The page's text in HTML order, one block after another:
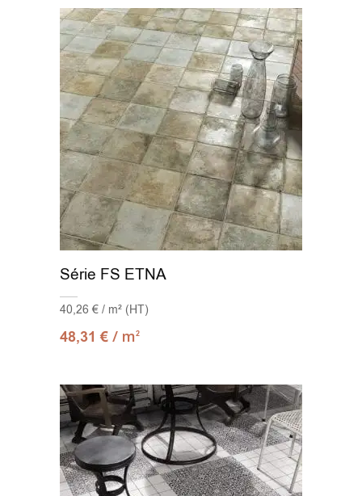
Série FS ETNA
40,26 € / m² (HT)
48,31€ / m2